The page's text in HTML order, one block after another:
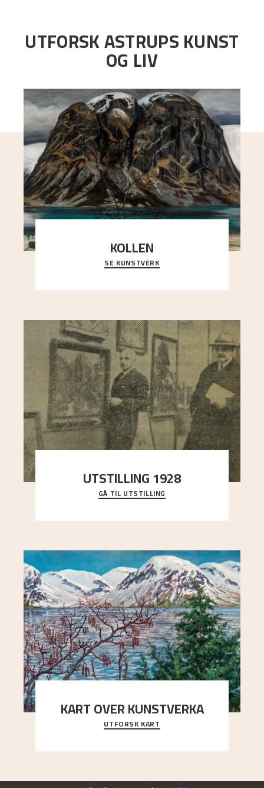
UTFORSK ASTRUPS KUNST
OG LIV
KOLLEN
Et ruvende fjell dominerer bildeflaten, og står i
sterk kontrast til det spinkle rognetreet ute
SE KUNSTVERK
UTSTILLING 1928
Då Astrup døydde i 1928, tok vennene Moritz
Kaland og Simon Thorbjørnsen initiativ til å
GÅ TIL UTSTILLING
KART OVER KUNSTVERKA
Utforsk stedene og utsiktene i Astrups malerier
UTFORSK KART